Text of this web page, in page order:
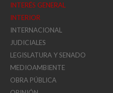
INTERÉS GENERAL
INTERIOR
INTERNACIONAL
JUDICIALES
LEGISLATURA Y SENADO
MEDIOAMBIENTE
OBRA PÚBLICA